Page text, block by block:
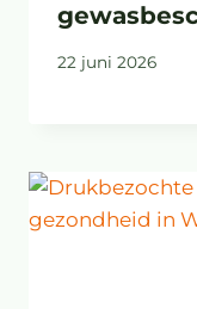
22 juni 2026